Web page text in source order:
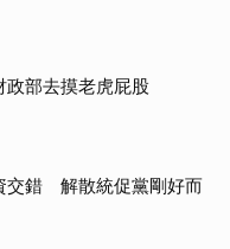
政部去摸老虎屁股
交錯 解散統促黨剛好而